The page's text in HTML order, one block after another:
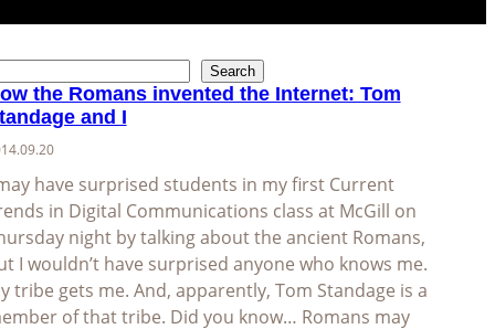
Search
the Romans invented the Internet: Tom
and I
have surprised students in my first Current
in Digital Communications class at McGill on
night by talking about the ancient Romans,
I wouldn’t have surprised anyone who knows me.
tribe gets me. And, apparently, Tom Standage is a
of that tribe. Did you know… Romans may